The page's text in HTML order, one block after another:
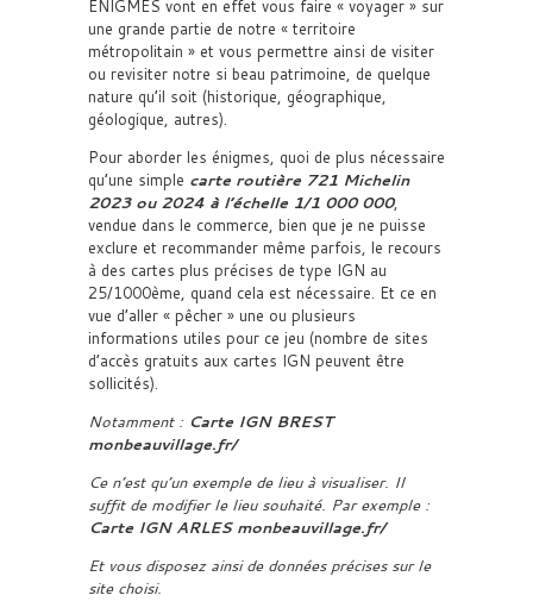
ÉNIGMES vont en effet vous faire « voyager » sur
une grande partie de notre « territoire
métropolitain » et vous permettre ainsi de visiter
ou revisiter notre si beau patrimoine, de quelque
nature qu’il soit (historique, géographique,
géologique, autres).
Pour aborder les énigmes, quoi de plus nécessaire
qu’une simple carte routière 721 Michelin
2023 ou 2024 à l’échelle 1/1 000 000,
vendue dans le commerce, bien que je ne puisse
exclure et recommander même parfois, le recours
à des cartes plus précises de type IGN au
25/1000ème, quand cela est nécessaire. Et ce en
vue d’aller « pêcher » une ou plusieurs
informations utiles pour ce jeu (nombre de sites
d’accès gratuits aux cartes IGN peuvent être
sollicités).
Notamment : Carte IGN BREST
monbeauvillage.fr/
Ce n’est qu’un exemple de lieu à visualiser. Il
suffit de modifier le lieu souhaité. Par exemple :
Carte IGN ARLES monbeauvillage.fr/
Et vous disposez ainsi de données précises sur le
site choisi.